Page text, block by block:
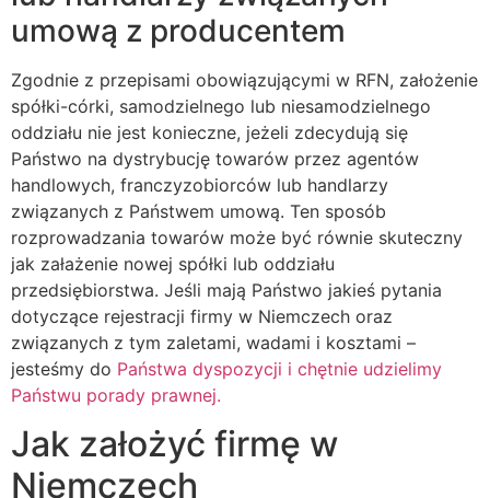
umową z producentem
Zgodnie z przepisami obowiązującymi w RFN, założenie
spółki-córki, samodzielnego lub niesamodzielnego
oddziału nie jest konieczne, jeżeli zdecydują się
Państwo na dystrybucję towarów przez agentów
handlowych, franczyzobiorców lub handlarzy
związanych z Państwem umową. Ten sposób
rozprowadzania towarów może być równie skuteczny
jak załażenie nowej spółki lub oddziału
przedsiębiorstwa. Jeśli mają Państwo jakieś pytania
dotyczące rejestracji firmy w Niemczech oraz
związanych z tym zaletami, wadami i kosztami –
jesteśmy do Państwa dyspozycji i chętnie udzielimy
Państwu porady prawnej.
Jak założyć firmę w
Niemczech